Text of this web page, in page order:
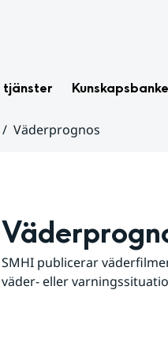
tjänster
Väderprognos
SMHI publicerar
väder- eller